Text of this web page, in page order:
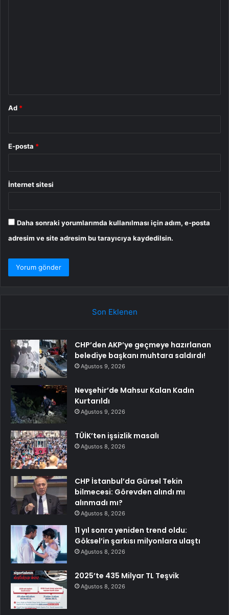
Ad *
E-posta *
İnternet sitesi
Daha sonraki yorumlarımda kullanılması için adım, e-posta
adresim ve site adresim bu tarayıcıya kaydedilsin.
Son Eklenen
CHP’den AKP’ye geçmeye hazırlanan
belediye başkanı muhtara saldırdı!
Ağustos 9, 2026
Nevşehir’de Mahsur Kalan Kadın
Kurtarıldı
Ağustos 9, 2026
TÜİK’ten işsizlik masalı
Ağustos 8, 2026
CHP İstanbul’da Gürsel Tekin
bilmecesi: Görevden alındı mı
alınmadı mı?
Ağustos 8, 2026
11 yıl sonra yeniden trend oldu:
Göksel’in şarkısı milyonlara ulaştı
Ağustos 8, 2026
2025’te 435 Milyar TL Teşvik
Ağustos 8, 2026